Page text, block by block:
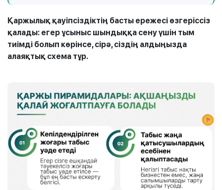
Қаржылық қауіпсіздіктің басты ережесі өзгеріссіз
қалады: егер ұсыныс шындыққа сену үшін тым
тиімді болып көрінсе, сірә, сіздің алдыңызда
алаяқтық схема тұр.